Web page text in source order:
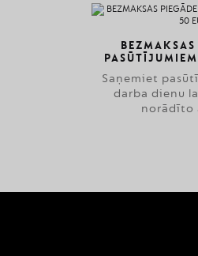
Saņemiet
darba dienu
norādīto